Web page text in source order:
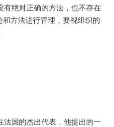
有绝对正确的方法，也不存在
方法进行管理，要视组织的
法国的杰出代表，他提出的一